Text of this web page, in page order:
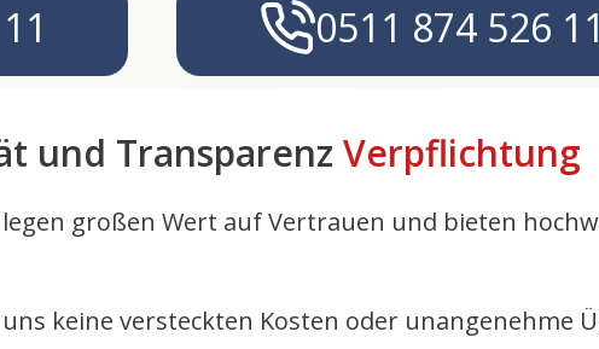
0511 874 526 11
und Transparenz Verpflichtung
großen Wert auf Vertrauen und bieten
keine versteckten Kosten oder unangenehme